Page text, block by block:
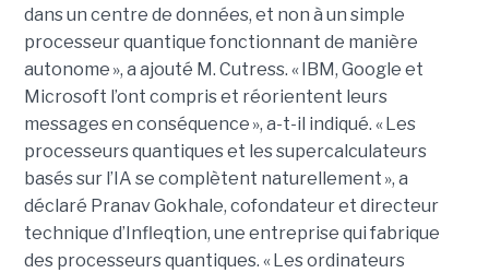
dans un centre de données, et non à un simple
processeur quantique fonctionnant de manière
autonome », a ajouté M. Cutress. « IBM, Google et
Microsoft l’ont compris et réorientent leurs
messages en conséquence », a-t-il indiqué. « Les
processeurs quantiques et les supercalculateurs
basés sur l’IA se complètent naturellement », a
déclaré Pranav Gokhale, cofondateur et directeur
technique d’Infleqtion, une entreprise qui fabrique
des processeurs quantiques. « Les ordinateurs